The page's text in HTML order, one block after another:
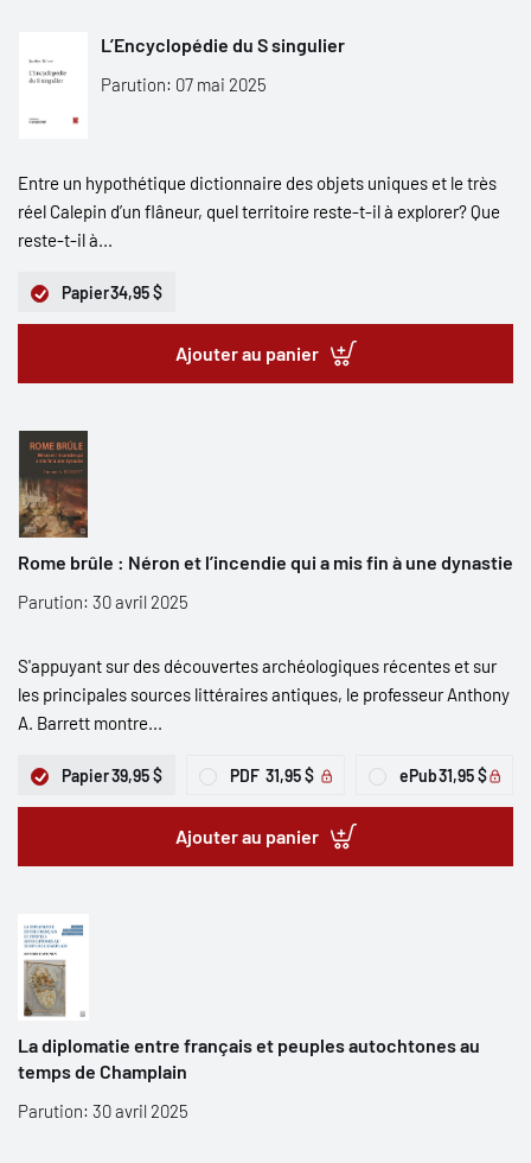
L’Encyclopédie du S singulier
Parution: 07 mai 2025
Entre un hypothétique dictionnaire des objets uniques et le très
réel Calepin d’un flâneur, quel territoire reste-t-il à explorer? Que
reste-t-il à...
Papier34,95 $
Ajouter au panier
Rome brûle : Néron et l’incendie qui a mis fin à une dynastie
Parution: 30 avril 2025
S'appuyant sur des découvertes archéologiques récentes et sur
les principales sources littéraires antiques, le professeur Anthony
A. Barrett montre...
Papier39,95 $ PDF 31,95 $ ePub31,95 $
Ajouter au panier
La diplomatie entre français et peuples autochtones au
temps de Champlain
Parution: 30 avril 2025